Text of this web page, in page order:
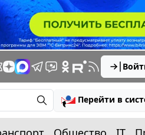
Перейти в